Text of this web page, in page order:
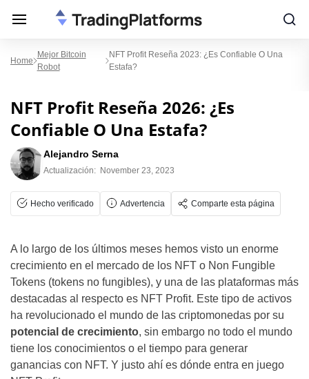
Home
Mejor Bitcoin
Robot
NFT Profit Reseña 2023: ¿Es Confiable O Una
Estafa?
NFT Profit Reseña 2026: ¿Es
Confiable O Una Estafa?
Alejandro Serna
Actualización: November 23, 2023
Hecho verificado Advertencia Comparte esta página
A lo largo de los últimos meses hemos visto un enorme
crecimiento en el mercado de los NFT o Non Fungible
Tokens (tokens no fungibles), y una de las plataformas más
destacadas al respecto es NFT Profit. Este tipo de activos
ha revolucionado el mundo de las criptomonedas por su
potencial de crecimiento, sin embargo no todo el mundo
tiene los conocimientos o el tiempo para generar
ganancias con NFT. Y justo ahí es dónde entra en juego